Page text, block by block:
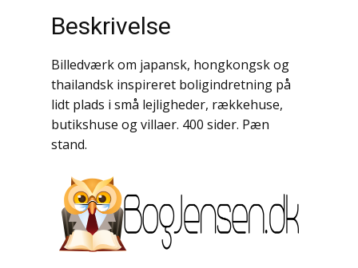
Krige / Slag
Krop / Sind
Kunst
Landbrug / Skovbrug
Litteraturhistorie
Lokalhistorie / Topografi
Lufttrafik / Fly
Beskrivelse
Billedværk om japansk, hongkongsk og
thailandsk inspireret boligindretning på
lidt plads i små lejligheder, rækkehuse,
butikshuse og villaer. 400 sider. Pæn
stand.